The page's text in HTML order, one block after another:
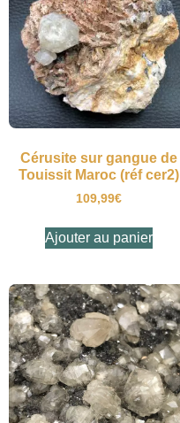
Cérusite sur gangue de
Touissit Maroc (réf cer2)
109,99€
Ajouter au panier